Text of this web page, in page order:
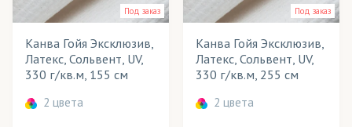
Под заказ
Канва Гойя Эксклюзив,
Латекс, Сольвент, UV,
330 г/кв.м, 155 см
2 цвета
Под заказ
Канва Гойя Эксклюзив,
Латекс, Сольвент, UV,
330 г/кв.м, 255 см
2 цвета